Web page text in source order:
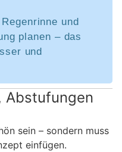
und
planen – das
und
Abstufungen
sein – sondern muss
einfügen.